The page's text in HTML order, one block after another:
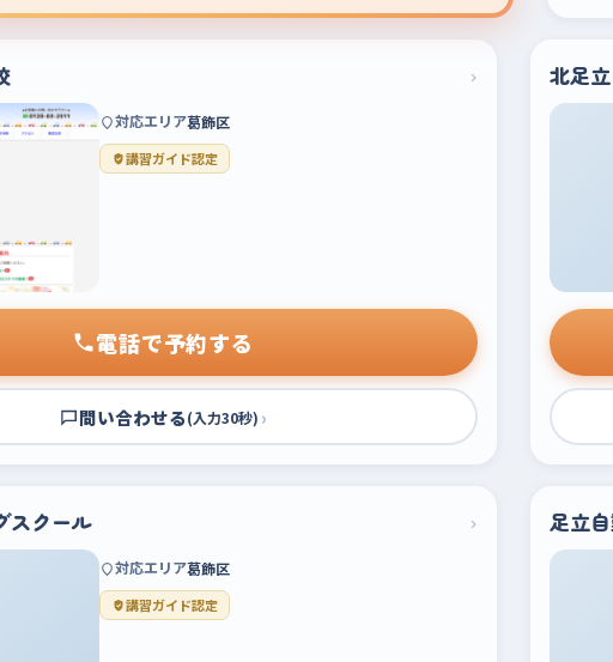
›
対応エリア葛飾区
講習ガイド認定
電話で予約する
問い合わせる(入力30秒) ›
北足
スクール ›
対応エリア葛飾区
講習ガイド認定
足立